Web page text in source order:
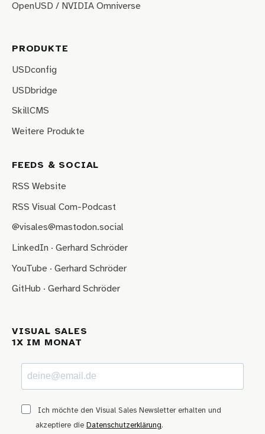
OpenUSD / NVIDIA Omniverse
PRODUKTE
USDconfig
USDbridge
SkillCMS
Weitere Produkte
FEEDS & SOCIAL
RSS Website
RSS Visual Com-Podcast
@visales@mastodon.social
LinkedIn · Gerhard Schröder
YouTube · Gerhard Schröder
GitHub · Gerhard Schröder
VISUAL SALES
1X IM MONAT
Ich möchte den Visual Sales Newsletter erhalten und
akzeptiere die Datenschutzerklärung.